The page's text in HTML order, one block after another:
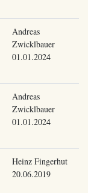
Andreas
Zwicklbauer
01.01.2024
Andreas
Zwicklbauer
01.01.2024
Heinz Fingerhut
20.06.2019